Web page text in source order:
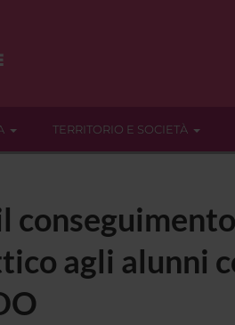
TERRITORIO E SOCIETÀ
agli alunni